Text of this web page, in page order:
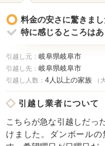
料金の安さに驚きまし
特に感じるところはあ
引越し元： 岐阜県岐阜市
引越し先： 岐阜県岐阜市
引越し人数： 4人以上の家族 （
引越し業者について
こちらが急な引越しだっ
けました。ダンボール